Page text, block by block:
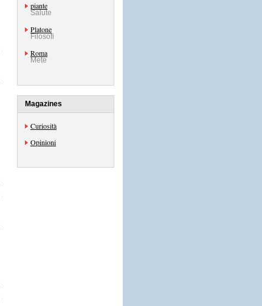
piante
Salute
Platone
Filosofi
Roma
Mete
Magazines
Curiosità
Opinioni